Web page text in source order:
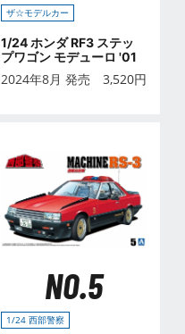
ザ☆モデルカー
1/24 ホンダ RF3 ステッ
プワゴン モデューロ '01
2024年8月 発売 3,520円
NO.5
1/24 西部警察